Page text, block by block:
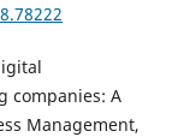
companies: A
Management,